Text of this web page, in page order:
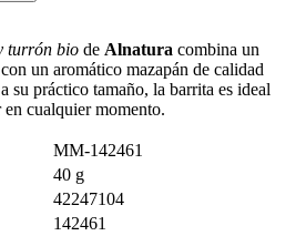
turrón bio de Alnatura combina un
un aromático mazapán de calidad
su práctico tamaño, la barrita es ideal
cualquier momento.
MM-142461
40 g
42247104
142461